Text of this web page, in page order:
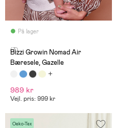
På lager
(3)
Bizzi Growin Nomad Air
Bæresele, Gazelle
989 kr
Vejl. pris: 999 kr
Oeko-Tex